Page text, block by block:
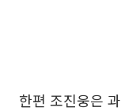
한편 조진웅은